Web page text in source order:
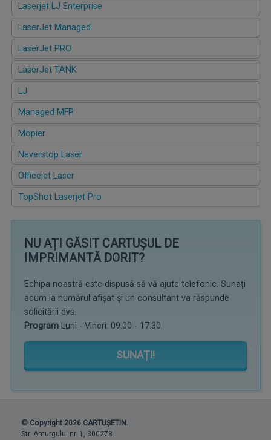
Laserjet LJ Enterprise
LaserJet Managed
LaserJet PRO
LaserJet TANK
LJ
Managed MFP
Mopier
Neverstop Laser
Officejet Laser
TopShot Laserjet Pro
NU AȚI GĂSIT CARTUȘUL DE
IMPRIMANTĂ DORIT?
Echipa noastră este dispusă să vă ajute telefonic. Sunați
acum la numărul afișat și un consultant va răspunde
solicitării dvs.
Program Luni - Vineri: 09.00 - 17.30.
SUNAȚI!
© Copyright 2026 CARTUȘETIN.
Str. Amurgului nr. 1, 300278